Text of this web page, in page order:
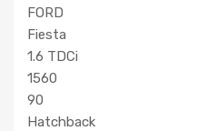
FORD
Fiesta
1.6 TDCi
1560
90
Hatchback